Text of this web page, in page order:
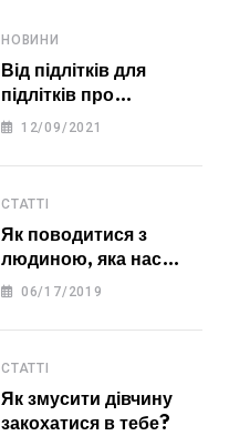
НОВИНИ
Від підлітків для
підлітків про
програму 12 ПЛЮС
12/09/2021
СТАТТІ
Як поводитися з
людиною, яка нас
образила?
06/17/2019
СТАТТІ
Як змусити дівчину
закохатися в тебе?